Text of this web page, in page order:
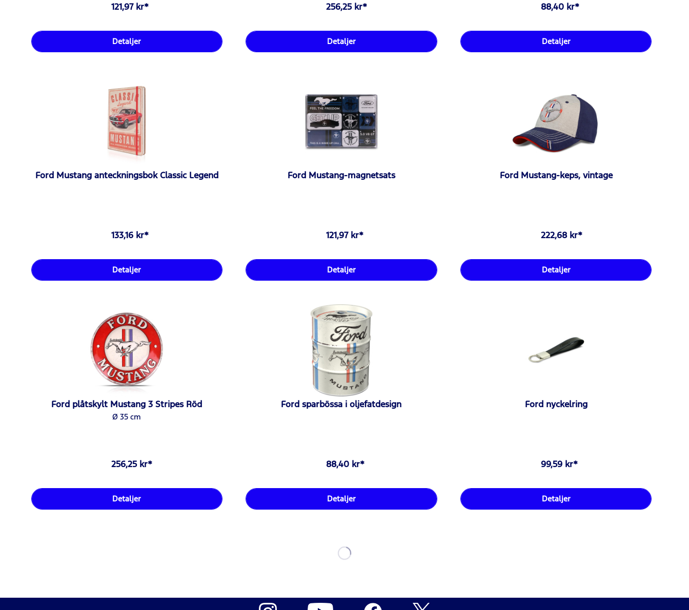
121,97 kr*
Detaljer
256,25 kr*
Detaljer
88,40 kr*
Detaljer
Ford Mustang anteckningsbok Classic Legend
133,16 kr*
Detaljer
Ford Mustang-magnetsats
121,97 kr*
Detaljer
Ford Mustang-keps, vintage
222,68 kr*
Detaljer
Ford plåtskylt Mustang 3 Stripes Röd
Ø 35 cm
256,25 kr*
Detaljer
Ford sparbössa i oljefatdesign
88,40 kr*
Detaljer
Ford nyckelring
99,59 kr*
Detaljer